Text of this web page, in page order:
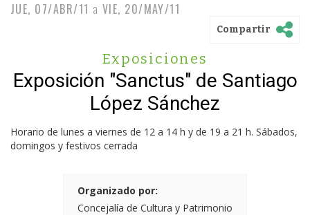
JUE, 07/ABR/11 a VIE, 20/MAY/11
Compartir
Exposiciones
Exposición "Sanctus" de Santiago
López Sánchez
Horario de lunes a viernes de 12 a 14 h y de 19 a 21 h. Sábados,
domingos y festivos cerrada
Organizado por:
Concejalía de Cultura y Patrimonio